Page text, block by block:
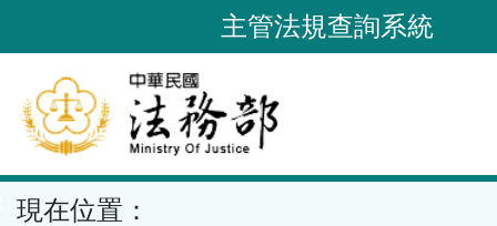
到
要
內
容
區
主管法規查詢系統
現在位置：